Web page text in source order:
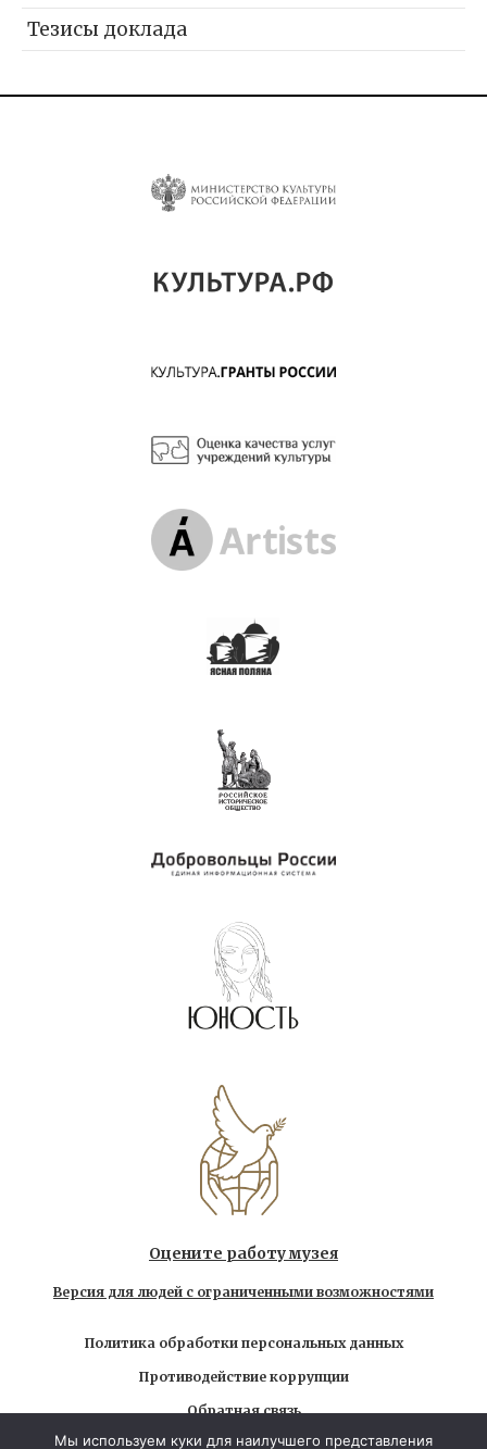
Тезисы доклада
Оцените работу музея
Версия для людей с ограниченными возможностями
Политика обработки персональных данных
Противодействие коррупции
Обратная связь
Использование любых находящихся на сайте
Мы используем куки для наилучшего представления